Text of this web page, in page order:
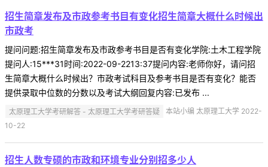
招生简章发布及市政参考书目有变化招生简章大概什么时候出
市政考
提问问题:招生简章发布及市政参考书目是否有变化学院:土木工程学院
提问人:15***31时间:2022-09-2213:37提问内容:老师你好，请问招
生简章大概什么时候出？市政考试科目及参考书目是否有变化？能否
提供录取中位数的分数以及考试大纲回复内容:已发布 ...
太原理工大学考研解答 - 太原理工大学考研答疑
本站小编 太原理工大学 2022-
10-22
招生人数专硕的市政和环境专业分别招多少人